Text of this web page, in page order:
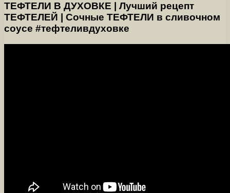
ТЕФТЕЛИ В ДУХОВКЕ | Лучший рецепт
ТЕФТЕЛЕЙ | Сочные ТЕФТЕЛИ в сливочном
соусе #тефтеливдуховке